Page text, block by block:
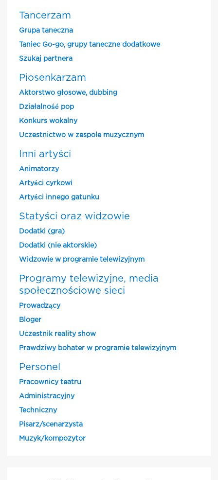
Tancerzam
Grupa taneczna
Taniec Go-go, grupy taneczne dodatkowe
Szukaj partnera
Piosenkarzam
Aktorstwo głosowe, dubbing
Działalność pop
Konkurs wokalny
Uczestnictwo w zespole muzycznym
Inni artyści
Animatorzy
Artyści cyrkowi
Artyści innego gatunku
Statyści oraz widzowie
Dodatki (gra)
Dodatki (nie aktorskie)
Widzowie w programie telewizyjnym
Programy telewizyjne, media
społecznościowe sieci
Prowadzący
Bloger
Uczestnik reality show
Prawdziwy bohater w programie telewizyjnym
Personel
Pracownicy teatru
Administracyjny
Techniczny
Pisarz/scenarzysta
Muzyk/kompozytor